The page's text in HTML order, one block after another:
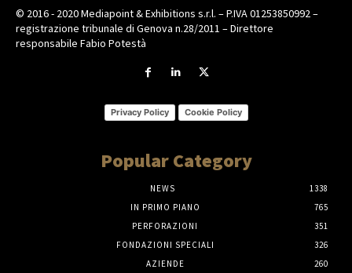
© 2016 - 2020 Mediapoint & Exhibitions s.r.l. – P.IVA 01253850992 –
registrazione tribunale di Genova n.28/2011 – Direttore
responsabile Fabio Potestà
Privacy Policy Cookie Policy
Popular Category
NEWS
1338
IN PRIMO PIANO
765
PERFORAZIONI
351
FONDAZIONI SPECIALI
326
AZIENDE
260